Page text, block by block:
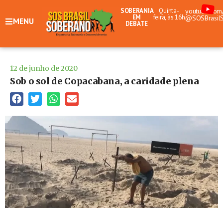
MENU
SOBERANIA
EM
DEBATE
Quinta-
feira, às 16h
12 de junho de 2020
Sob o sol de Copacabana, a caridade plena